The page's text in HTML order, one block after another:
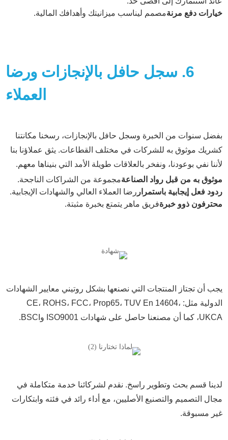
خيارات دفع مرنةمصمم ليناسب ميزانيتك وأهدافك المالية.
6. سجل حافل بالإنجازات ورضا
العملاء
بفضل سنوات من الخبرة وسجل حافل بالإنجازات، رسخنا مكانتنا
كشريك موثوق به للشركات في مختلف القطاعات. يثق عملاؤنا بنا
لأننا نفي بوعودنا، ونفخر بالعلاقات طويلة الأمد التي بنيناها معهم.
موثوق به من قبل رواد الصناعةمجموعة من الشراكات الناجحة.
ردود فعل إيجابية باستمرار رضا العملاء العالي والشهادات الإيجابية.
محترفون ذوو خبرةفريق ماهر يتمتع بخبرة مثبتة.
يجب أن تجتاز المنتجات التي نصنعها بشكل روتيني معايير الشهادات
الدولية مثل: CE، ROHS، FCC، Prop65، TUV En 14604،
UKCA، كما أن مصنعنا حاصل على شهادات ISO9001 وBSCI.
لدينا قسم بحث وتطوير راسخ. نقدم لشركائنا خدمة متكاملة في
مجال التصميم والتصنيع الأصليين، مع أداء رائد في فئته وابتكارات
غير مسبوقة.